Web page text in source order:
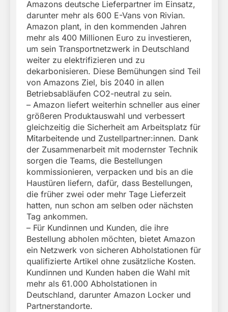
Amazons deutsche Lieferpartner im Einsatz,
darunter mehr als 600 E-Vans von Rivian.
Amazon plant, in den kommenden Jahren
mehr als 400 Millionen Euro zu investieren,
um sein Transportnetzwerk in Deutschland
weiter zu elektrifizieren und zu
dekarbonisieren. Diese Bemühungen sind Teil
von Amazons Ziel, bis 2040 in allen
Betriebsabläufen CO2-neutral zu sein.
– Amazon liefert weiterhin schneller aus einer
größeren Produktauswahl und verbessert
gleichzeitig die Sicherheit am Arbeitsplatz für
Mitarbeitende und Zustellpartner:innen. Dank
der Zusammenarbeit mit modernster Technik
sorgen die Teams, die Bestellungen
kommissionieren, verpacken und bis an die
Haustüren liefern, dafür, dass Bestellungen,
die früher zwei oder mehr Tage Lieferzeit
hatten, nun schon am selben oder nächsten
Tag ankommen.
– Für Kundinnen und Kunden, die ihre
Bestellung abholen möchten, bietet Amazon
ein Netzwerk von sicheren Abholstationen für
qualifizierte Artikel ohne zusätzliche Kosten.
Kundinnen und Kunden haben die Wahl mit
mehr als 61.000 Abholstationen in
Deutschland, darunter Amazon Locker und
Partnerstandorte.